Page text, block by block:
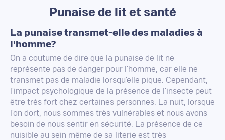
Punaise de lit et santé
La punaise transmet-elle des maladies à
l'homme?
On a coutume de dire que la punaise de lit ne
représente pas de danger pour l'homme, car elle ne
transmet pas de maladie lorsqu'elle pique. Cependant,
l'impact psychologique de la présence de l'insecte peut
être très fort chez certaines personnes. La nuit, lorsque
l'on dort, nous sommes très vulnérables et nous avons
besoin de nous sentir en sécurité. La présence de ce
nuisible au sein même de sa literie est très